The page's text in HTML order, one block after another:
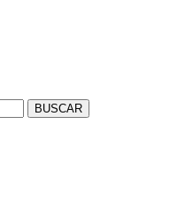
BUSCAR